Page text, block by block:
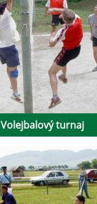
Volejbalový turnaj